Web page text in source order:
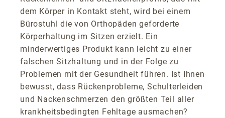
dem Körper in Kontakt steht, wird bei einem
Bürostuhl die von Orthopäden geforderte
Körperhaltung im Sitzen erzielt. Ein
minderwertiges Produkt kann leicht zu einer
falschen Sitzhaltung und in der Folge zu
Problemen mit der Gesundheit führen. Ist Ihnen
bewusst, dass Rückenprobleme, Schulterleiden
und Nackenschmerzen den größten Teil aller
krankheitsbedingten Fehltage ausmachen?